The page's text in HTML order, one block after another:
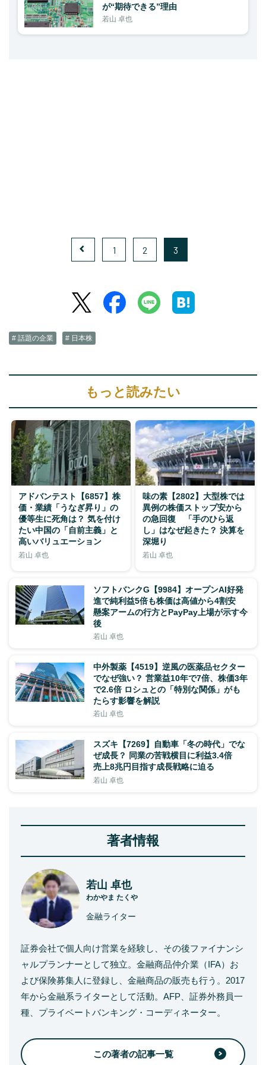
が“期待できる”理由
若山 卓也
1 2 3
# 話題の企業 # 日本株
もっと読みたい
アドバンテスト【6857】株
価・業績「うなぎ昇り」の
優等生に死角は？ 気を付け
たい中国の「自前主義」と
高いバリュエーション
若山 卓也
味の素【2802】大型株では
異例の株価ストップ安から
の急回復 「手のひら返
し」はなぜ起きた？ 決算を
深堀り
若山 卓也
ソフトバンクG【9984】オープンAI好発
進で純利益5倍も株価は高値から4割安
懸案アームの行方とPayPay上場が示す今
後
若山 卓也
中外製薬【4519】逆風の医薬品セクター
でなぜ強い？ 営業益10年で7倍、株価3年
で2.6倍 ロシュとの「特別な関係」がも
たらす影響を解説
若山 卓也
スズキ【7269】自動車「冬の時代」でな
ぜ成長？ 同業の苦戦横目に利益3.4倍
売上8兆円目指す成長戦略に迫る
若山 卓也
著者情報
若山 卓也
わかやま たくや
金融ライター
証券会社で個人向け営業を経験し、その後ファイナンシ
ャルプランナーとして独立。金融商品仲介業（IFA）お
よび保険募集人に登録し、金融商品の販売も行う。2017
年から金融系ライターとして活動。AFP、証券外務員一
種、プライベートバンキング・コーディネーター。
この著者の記事一覧